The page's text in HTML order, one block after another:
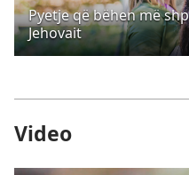
Pyetje që bëhen më
Jehovait
Video